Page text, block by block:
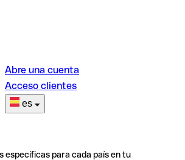
Abre una cuenta
Acceso clientes
es
específicas para cada país en tu